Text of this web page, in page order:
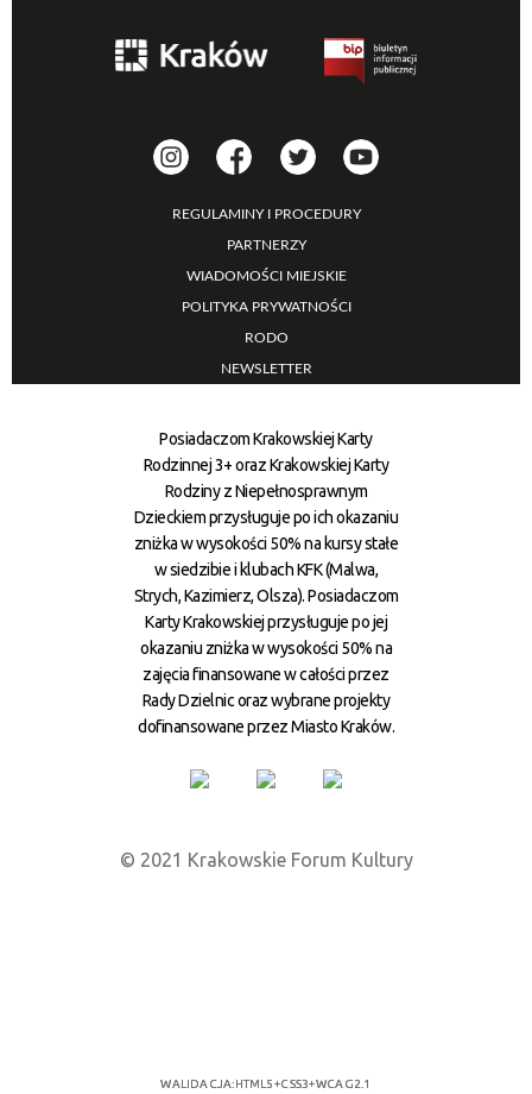
REGULAMINY I PROCEDURY
PARTNERZY
WIADOMOŚCI MIEJSKIE
POLITYKA PRYWATNOŚCI
RODO
NEWSLETTER
Posiadaczom Krakowskiej Karty
Rodzinnej 3+ oraz Krakowskiej Karty
Rodziny z Niepełnosprawnym
Dzieckiem przysługuje po ich okazaniu
zniżka w wysokości 50% na kursy stałe
w siedzibie i klubach KFK (Malwa,
Strych, Kazimierz, Olsza). Posiadaczom
Karty Krakowskiej przysługuje po jej
okazaniu zniżka w wysokości 50% na
zajęcia finansowane w całości przez
Rady Dzielnic oraz wybrane projekty
dofinansowane przez Miasto Kraków.
© 2021 Krakowskie Forum Kultury
WALIDACJA: HTML5+CSS3+WCAG 2.1